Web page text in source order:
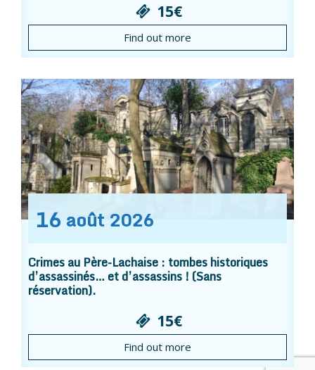
15€
Find out more
16 août 2026
Crimes au Père-Lachaise : tombes historiques
d’assassinés… et d’assassins ! (Sans
réservation).
15€
Find out more